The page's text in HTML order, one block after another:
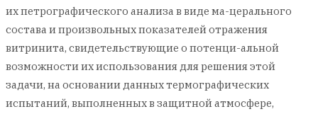
их петрографического анализа в виде ма-церального
состава и произвольных показателей отражения
витринита, свидетельствующие о потенци-альной
возможности их использования для решения этой
задачи, на основании данных термографических
испытаний, выполненных в защитной атмосфере,